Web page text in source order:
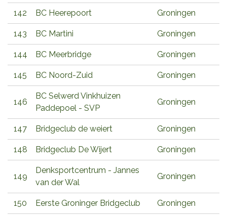
142 BC Heerepoort Groningen
143 BC Martini Groningen
144 BC Meerbridge Groningen
145 BC Noord-Zuid Groningen
146
BC Selwerd Vinkhuizen
Paddepoel - SVP
Groningen
147 Bridgeclub de weiert Groningen
148 Bridgeclub De Wijert Groningen
149
Denksportcentrum - Jannes
van der Wal
Groningen
150 Eerste Groninger Bridgeclub Groningen